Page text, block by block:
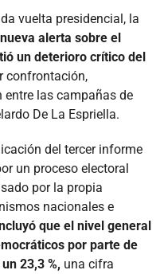
vuelta presidencial, la
alerta sobre el
un deterioro crítico del
confrontación,
las campañas de
De La Espriella.
del tercer informe
un proceso electoral
por la propia
nacionales e
que el nivel general
por parte de
23,3 %, una cifra